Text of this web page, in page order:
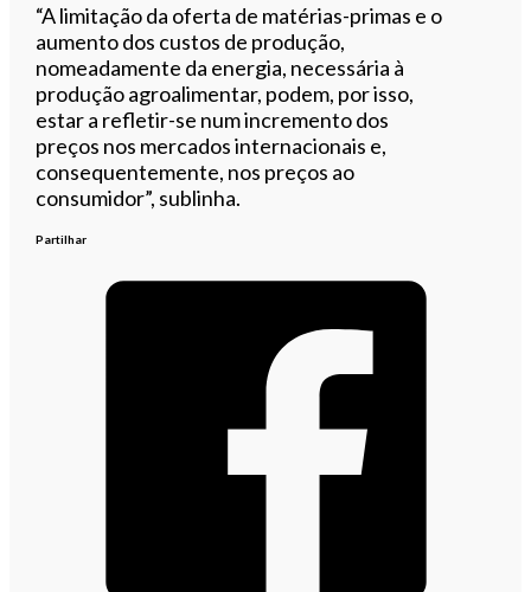
“A limitação da oferta de matérias-primas e o
aumento dos custos de produção,
nomeadamente da energia, necessária à
produção agroalimentar, podem, por isso,
estar a refletir-se num incremento dos
preços nos mercados internacionais e,
consequentemente, nos preços ao
consumidor”, sublinha.
Partilhar